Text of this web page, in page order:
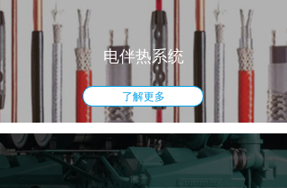
电伴热系统
了解更多